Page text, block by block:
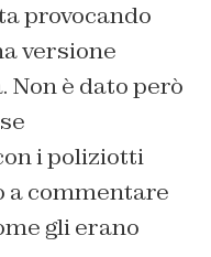
provocando
versione
è dato però
i poliziotti
a commentare
gli erano